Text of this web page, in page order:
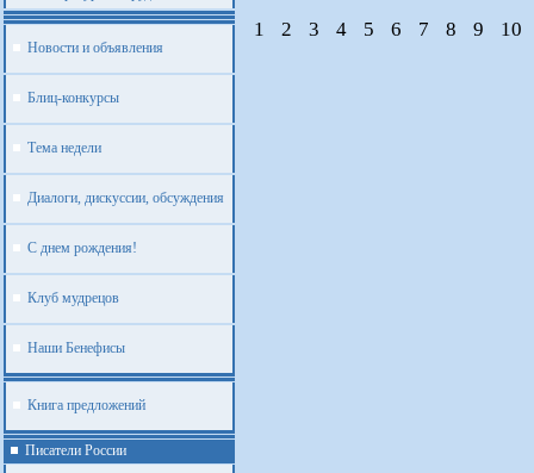
Новости и объявления
Блиц-конкурсы
Тема недели
Диалоги, дискуссии, обсуждения
С днем рождения!
Клуб мудрецов
Наши Бенефисы
Книга предложений
Писатели России
1 2 3 4 5 6 7 8 9 10